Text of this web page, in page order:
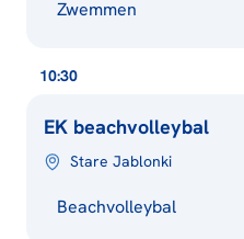
Zwemmen
10:30
EK beachvolleybal
Stare Jablonki
Beachvolleybal